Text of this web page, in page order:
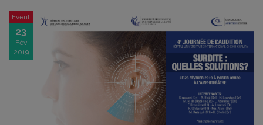
Event
23
Fév
2019